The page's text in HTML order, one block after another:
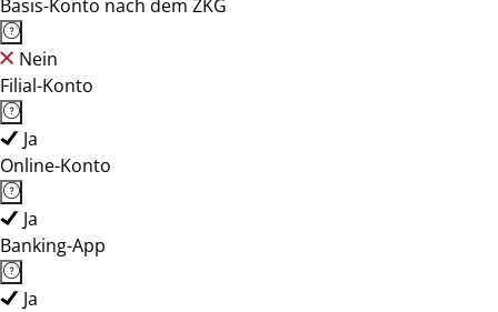
Basis-Konto nach dem ZKG
Nein
Filial-Konto
Ja
Online-Konto
Ja
Banking-App
Ja